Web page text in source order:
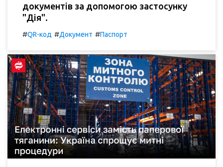
документів за допомогою застосунку
"Дія".
#QR-код #Документ #Паспорт